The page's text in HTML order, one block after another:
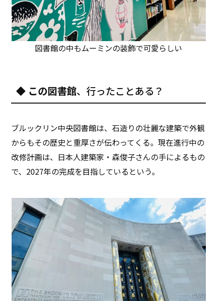
図書館の中もムーミンの装飾で可愛らしい
◆ この図書館、行ったことある？
ブルックリン中央図書館は、石造りの壮麗な建築で外観
からもその歴史と重厚さが伝わってくる。現在進行中の
改修計画は、日本人建築家・森俊子さんの手によるもの
で、2027年の完成を目指しているという。